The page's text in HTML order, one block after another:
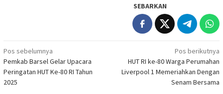
SEBARKAN
Navigasi
pos
Pos sebelumnya
Pemkab Barsel Gelar Upacara
Peringatan HUT Ke-80 RI Tahun
2025
Pos berikutnya
HUT RI ke-80 Warga Perumahan
Liverpool 1 Memeriahkan Dengan
Senam Bersama